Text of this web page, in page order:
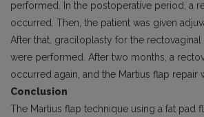
performed. In the postoperative period, a
occurred. Then, the patient was given
After that, graciloplasty for the
were performed. After two months, a
occurred again, and the Martius flap repair
Conclusion
The Martius flap technique using a fat pad